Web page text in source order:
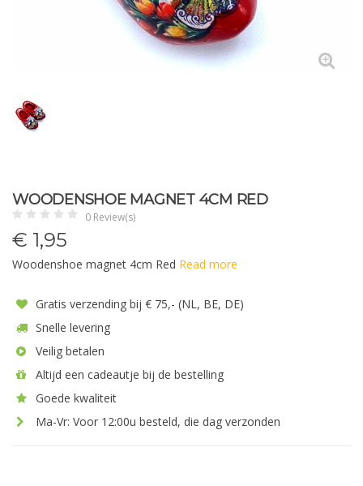
WOODENSHOE MAGNET 4CM RED
0 Review(s)
€ 1,95
Woodenshoe magnet 4cm Red Read more
Gratis verzending bij € 75,- (NL, BE, DE)
Snelle levering
Veilig betalen
Altijd een cadeautje bij de bestelling
Goede kwaliteit
Ma-Vr: Voor 12:00u besteld, die dag verzonden